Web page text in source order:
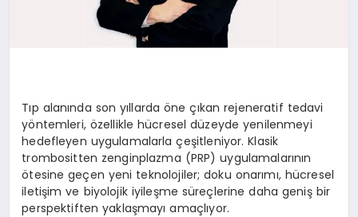
Tıp alanında son yıllarda öne çıkan rejeneratif tedavi
yöntemleri, özellikle hücresel düzeyde yenilenmeyi
hedefleyen uygulamalarla çeşitleniyor. Klasik
trombositten zenginplazma (PRP) uygulamalarının
ötesine geçen yeni teknolojiler; doku onarımı, hücresel
iletişim ve biyolojik iyileşme süreçlerine daha geniş bir
perspektiften yaklaşmayı amaçlıyor.